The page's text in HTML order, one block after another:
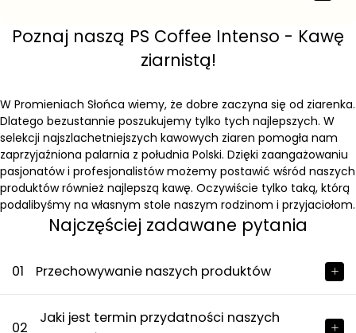
Poznaj naszą PS Coffee Intenso - Kawę
ziarnistą!
W Promieniach Słońca wiemy, że dobre zaczyna się od ziarenka.
Dlatego bezustannie poszukujemy tylko tych najlepszych. W
selekcji najszlachetniejszych kawowych ziaren pomogła nam
zaprzyjaźniona palarnia z południa Polski. Dzięki zaangażowaniu
pasjonatów i profesjonalistów możemy postawić wśród naszych
produktów również najlepszą kawę. Oczywiście tylko taką, którą
podalibyśmy na własnym stole naszym rodzinom i przyjaciołom.
Najczęściej zadawane pytania
01 Przechowywanie naszych produktów
02
Jaki jest termin przydatności naszych